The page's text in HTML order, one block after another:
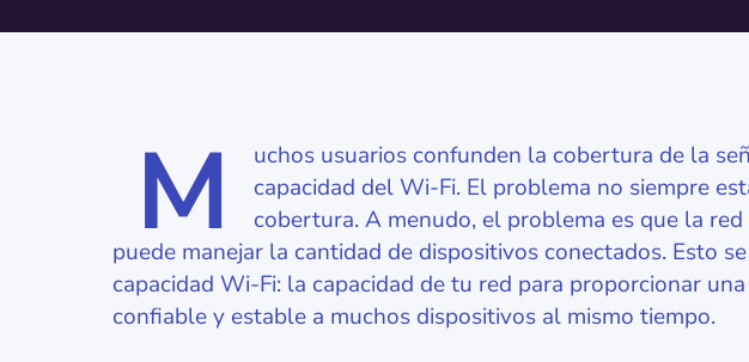
M
uchos usuarios confunden la cobertura de la
capacidad del Wi-Fi. El problema no siempre
cobertura. A menudo, el problema es que la
puede manejar la cantidad de dispositivos conectados. Esto
capacidad Wi-Fi: la capacidad de tu red para proporcionar
confiable y estable a muchos dispositivos al mismo tiempo.